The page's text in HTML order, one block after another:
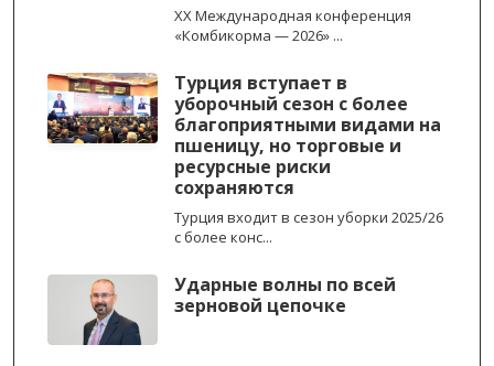
XX Международная конференция
«Комбикорма — 2026» ...
Турция вступает в
уборочный сезон с более
благоприятными видами на
пшеницу, но торговые и
ресурсные риски
сохраняются
Турция входит в сезон уборки 2025/26
с более конс...
Ударные волны по всей
зерновой цепочке